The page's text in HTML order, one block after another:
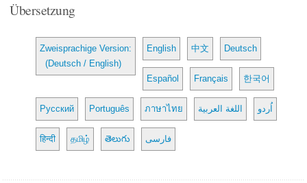
Übersetzung
Zweisprachige Version:
(Deutsch / English)
English 中文 Deutsch
Español Français 한국어
Русский Português ภาษาไทย اللغة العربية اُردو
हिन्दी தமிழ் తెలుగు فارسی